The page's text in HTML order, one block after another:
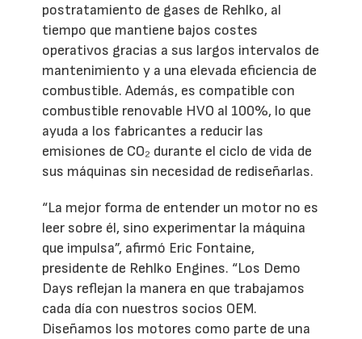
postratamiento de gases de Rehlko, al
tiempo que mantiene bajos costes
operativos gracias a sus largos intervalos de
mantenimiento y a una elevada eficiencia de
combustible. Además, es compatible con
combustible renovable HVO al 100%, lo que
ayuda a los fabricantes a reducir las
emisiones de CO₂ durante el ciclo de vida de
sus máquinas sin necesidad de rediseñarlas.
“La mejor forma de entender un motor no es
leer sobre él, sino experimentar la máquina
que impulsa”, afirmó Eric Fontaine,
presidente de Rehlko Engines. “Los Demo
Days reflejan la manera en que trabajamos
cada día con nuestros socios OEM.
Diseñamos los motores como parte de una